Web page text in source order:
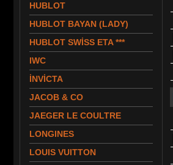
HUBLOT
HUBLOT BAYAN (LADY)
HUBLOT SWİSS ETA ***
IWC
İNVİCTA
JACOB & CO
JAEGER LE COULTRE
LONGINES
LOUIS VUITTON